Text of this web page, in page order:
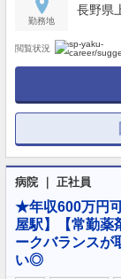
勤務地
長野県
閲覧状況
病院 ｜ 正社員
★年収600万円
屋駅】【常勤薬
ークバランスが
い◎